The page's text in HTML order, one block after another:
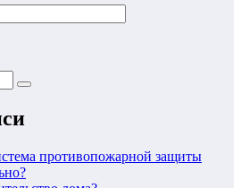
противопожарной защиты